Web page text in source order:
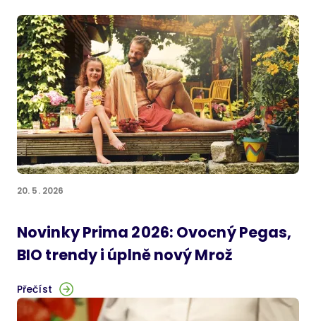
20. 5. 2026
Novinky Prima 2026: Ovocný Pegas,
BIO trendy i úplně nový Mrož
Přečíst